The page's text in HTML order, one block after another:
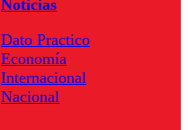
Noticias
Dato Practico
Economía
Internacional
Nacional